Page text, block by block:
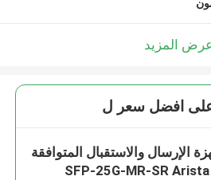
المزيد
افضل سعر ل
الإرسال والاستقبال المتوافقة
مع SFP-25G-MR-SR Arista